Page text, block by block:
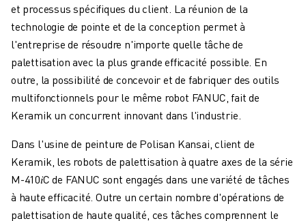
et processus spécifiques du client. La réunion de la
technologie de pointe et de la conception permet à
l'entreprise de résoudre n'importe quelle tâche de
palettisation avec la plus grande efficacité possible. En
outre, la possibilité de concevoir et de fabriquer des outils
multifonctionnels pour le même robot FANUC, fait de
Keramik un concurrent innovant dans l'industrie.
Dans l'usine de peinture de Polisan Kansai, client de
Keramik, les robots de palettisation à quatre axes de la série
M-410𝑖C de FANUC sont engagés dans une variété de tâches
à haute efficacité. Outre un certain nombre d'opérations de
palettisation de haute qualité, ces tâches comprennent le